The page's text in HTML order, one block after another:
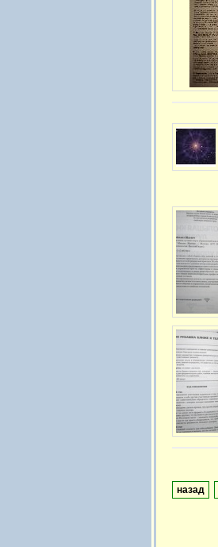
назад